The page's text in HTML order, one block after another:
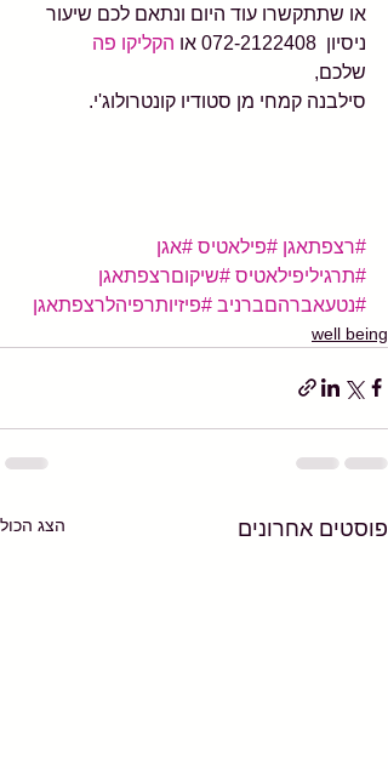
או שתתקשרו עוד היום ונתאם לכם שיעור
ניסיון  072-2122408 או
הקליקו פה
שלכם,
סילבנה קמחי מן סטודיו קונטרולוג'י.
#רצפתאגן #פילאטיס #אגן
#תרגיליפילאטיס #שיקוםרצפתאגן
#נטעאברהםברניב #פיזיותרפיהלרצפתאגן
well being
פוסטים אחרונים הצג הכול